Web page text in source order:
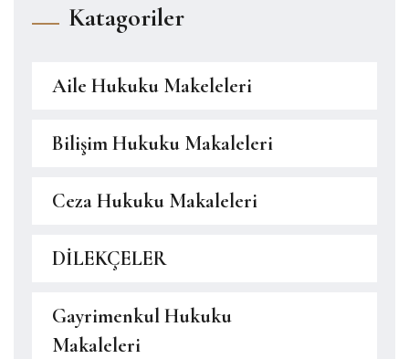
Katagoriler
Aile Hukuku Makeleleri
Bilişim Hukuku Makaleleri
Ceza Hukuku Makaleleri
DİLEKÇELER
Gayrimenkul Hukuku
Makaleleri